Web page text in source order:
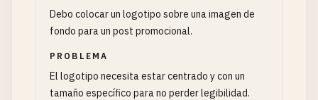
Debo colocar un logotipo sobre una imagen de
fondo para un post promocional.
PROBLEMA
El logotipo necesita estar centrado y con un
tamaño específico para no perder legibilidad.